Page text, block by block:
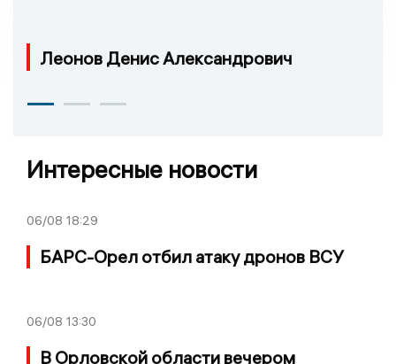
Леонов Денис Александрович
Интересные новости
06/08 18:29
БАРС-Орел отбил атаку дронов ВСУ
06/08 13:30
В Орловской области вечером